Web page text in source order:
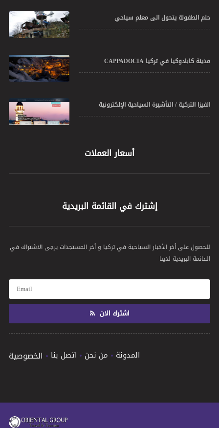
حلم الطفولة يتحول الى معلم سياحي
مدينة كابادوكيا في تركيا CAPPADOCIA
الفيزا التركية / التأشيرة السياحية الإلكترونية
أسعار العملات
إشترك في القائمة البريدية
للحصول على أخر الأخبار السياحية في تركيا و أخر المستجدات يرجى الاشتراك في
القائمة البريدية لدينا
اشترك الان
الخصوصية اتصل بنا من نحن المدونة